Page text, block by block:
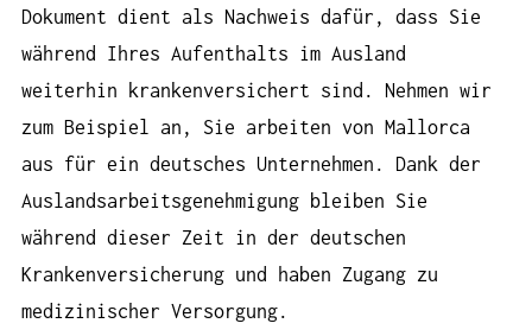
Dokument dient als Nachweis dafür, dass Sie
während Ihres Aufenthalts im Ausland
weiterhin krankenversichert sind. Nehmen wir
zum Beispiel an, Sie arbeiten von Mallorca
aus für ein deutsches Unternehmen. Dank der
Auslandsarbeitsgenehmigung bleiben Sie
während dieser Zeit in der deutschen
Krankenversicherung und haben Zugang zu
medizinischer Versorgung.